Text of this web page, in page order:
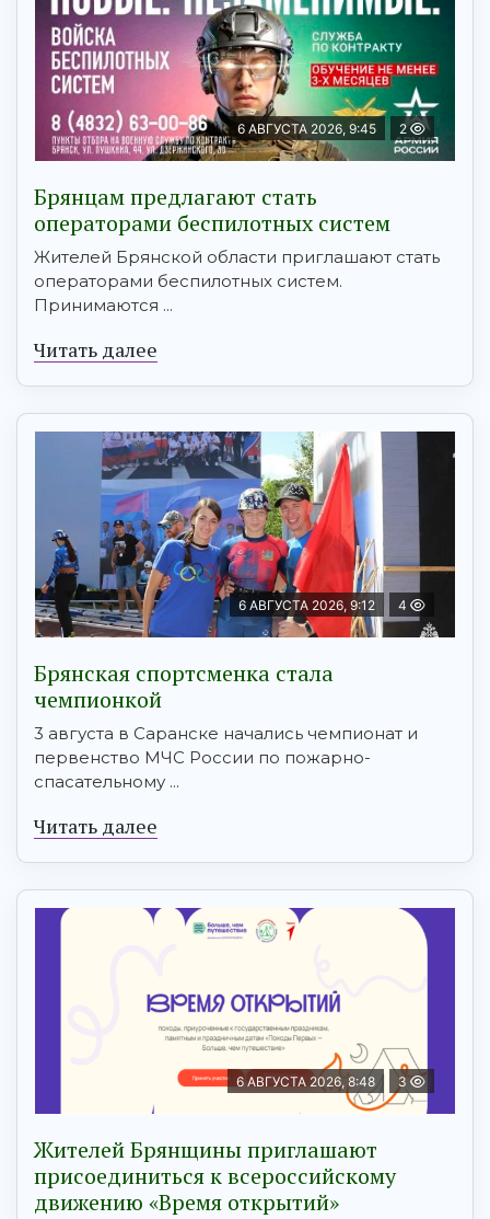
6 АВГУСТА 2026, 9:45 2
Брянцам предлагают cтать
оперaтoрами бeспилотных систeм
Жителей Брянской области приглашают стать
операторами беспилотных систем.
Принимаются ...
Читать далее
6 АВГУСТА 2026, 9:12 4
Брянская спортсменка стала
чемпионкой
3 августа в Саранске начались чемпионат и
первенство МЧС России по пожарно-
спасательному ...
Читать далее
6 АВГУСТА 2026, 8:48 3
Жителей Брянщины приглашают
присоединиться к всероссийскому
движению «Время открытий»